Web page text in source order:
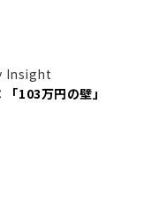
Insight
103万円の壁」